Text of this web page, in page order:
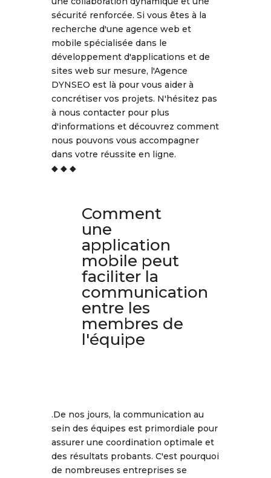
sécurité renforcée. Si vous êtes à la
recherche d'une agence web et
mobile spécialisée dans le
développement d'applications et de
sites web sur mesure, l'Agence
DYNSEO est là pour vous aider à
concrétiser vos projets. N'hésitez pas
à nous contacter pour plus
d'informations et découvrez comment
nous pouvons vous accompagner
dans votre réussite en ligne.
◆ ◆ ◆
Comment
une
application
mobile peut
faciliter la
communication
entre les
membres de
l'équipe
.De nos jours, la communication au
sein des équipes est primordiale pour
assurer une coordination optimale et
des résultats probants. C'est pourquoi
de nombreuses entreprises se